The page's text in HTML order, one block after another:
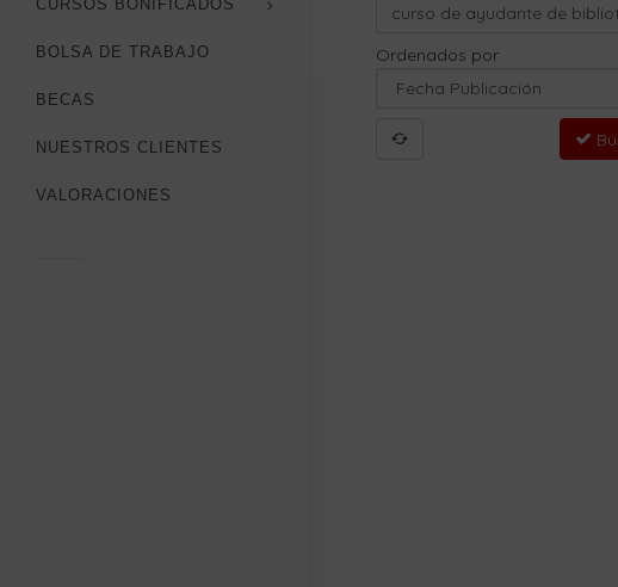
CURSOS BONIFICADOS
BOLSA DE TRABAJO
BECAS
NUESTROS CLIENTES
VALORACIONES
Ordenados por